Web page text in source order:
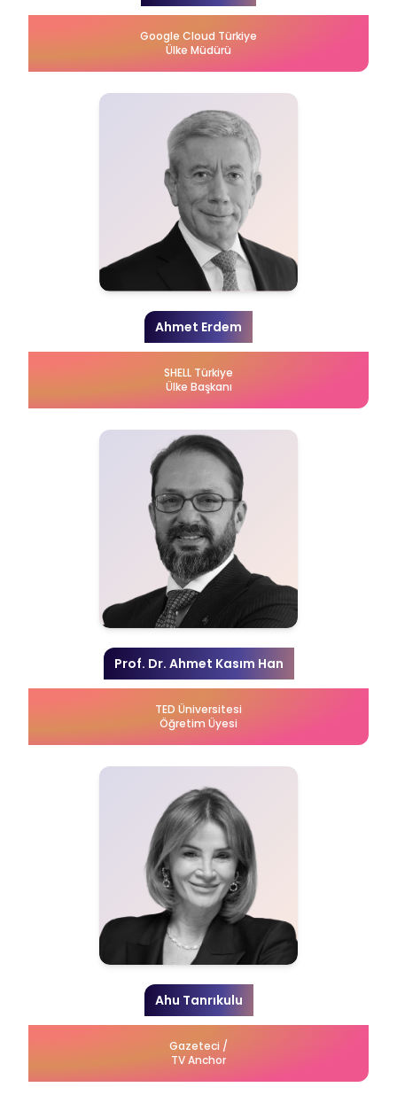
Google Cloud Türkiye
Ülke Müdürü
Ahmet Erdem
SHELL Türkiye
Ülke Başkanı
Prof. Dr. Ahmet Kasım Han
TED Üniversitesi
Öğretim Üyesi
Ahu Tanrıkulu
Gazeteci /
TV Anchor